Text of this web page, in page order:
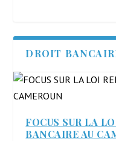
DROIT
FOCUS SUR LA
BANCAIRE AU